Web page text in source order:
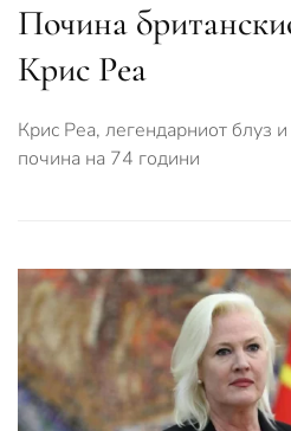
Почина
Крис Рeа
Крис Реа, легендарниот блуз
почина на 74 години